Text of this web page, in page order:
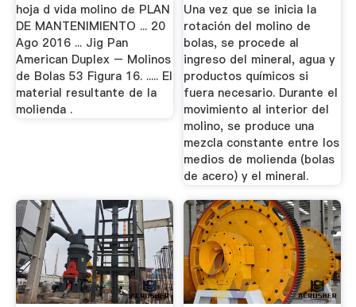
hoja d vida molino de PLAN
DE MANTENIMIENTO ... 20
Ago 2016 ... Jig Pan
American Duplex – Molinos
de Bolas 53 Figura 16. ..... El
material resultante de la
molienda .
Una vez que se inicia la
rotación del molino de
bolas, se procede al
ingreso del mineral, agua y
productos químicos si
fuera necesario. Durante el
movimiento al interior del
molino, se produce una
mezcla constante entre los
medios de molienda (bolas
de acero) y el mineral.